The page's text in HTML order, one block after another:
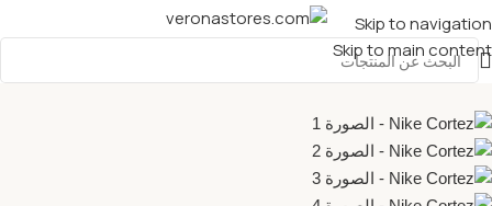
Skip to navigation
Skip to main content